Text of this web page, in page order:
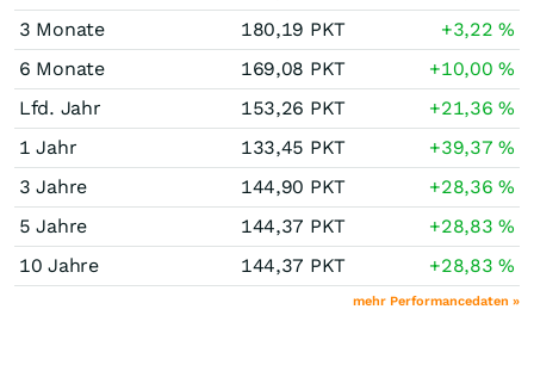
3 Monate
180,19 PKT +3,22%
6 Monate
169,08 PKT +10,00%
Lfd. Jahr
153,26 PKT +21,36%
1 Jahr
133,45 PKT +39,37%
3 Jahre
144,90 PKT +28,36%
5 Jahre
144,37 PKT +28,83%
10 Jahre
144,37 PKT +28,83%
mehr Performancedaten »